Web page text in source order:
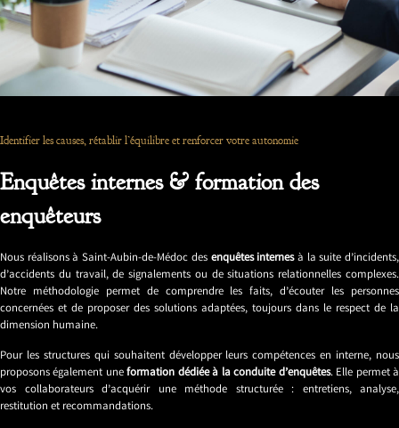
Identifier les causes, rétablir l’équilibre et renforcer votre autonomie
Enquêtes internes & formation des
enquêteurs
Nous réalisons à Saint-Aubin-de-Médoc des enquêtes internesà la suite d’incidents,
d’accidents du travail, de signalements ou de situations relationnelles complexes.
Notre méthodologie permet de comprendre les faits, d’écouter les personnes
concernées et de proposer des solutions adaptées, toujours dans le respect de la
dimension humaine.
Pour les structures qui souhaitent développer leurs compétences en interne, nous
proposons également uneformation dédiée à la conduite d’enquêtes. Elle permet à
vos collaborateurs d’acquérir une méthode structurée : entretiens, analyse,
restitution et recommandations.